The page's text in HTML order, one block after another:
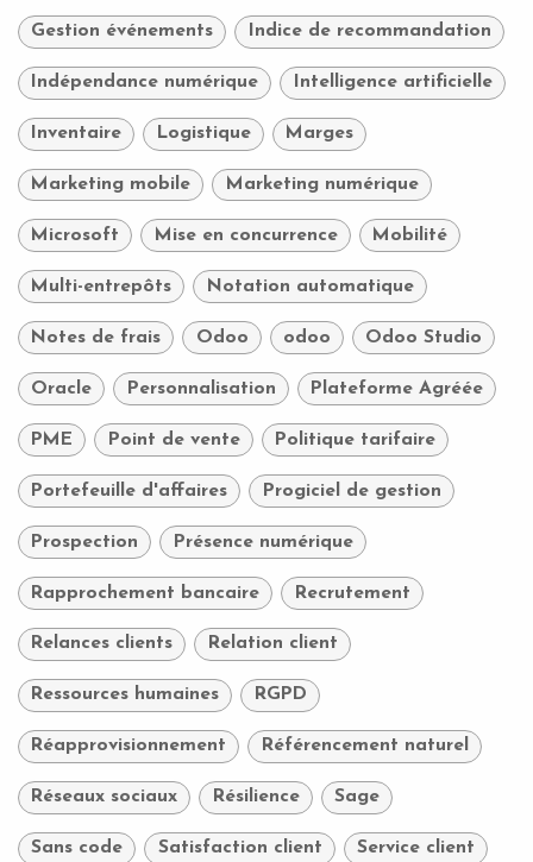
Gestion événements Indice de recommandation
Indépendance numérique Intelligence artificielle
Inventaire Logistique Marges
Marketing mobile Marketing numérique
Microsoft Mise en concurrence Mobilité
Multi-entrepôts Notation automatique
Notes de frais Odoo odoo Odoo Studio
Oracle Personnalisation Plateforme Agréée
PME Point de vente Politique tarifaire
Portefeuille d'affaires Progiciel de gestion
Prospection Présence numérique
Rapprochement bancaire Recrutement
Relances clients Relation client
Ressources humaines RGPD
Réapprovisionnement Référencement naturel
Réseaux sociaux Résilience Sage
Sans code Satisfaction client Service client